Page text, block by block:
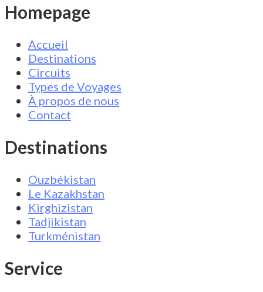
Homepage
Accueil
Destinations
Circuits
Types de Voyages
À propos de nous
Contact
Destinations
Ouzbékistan
Le Kazakhstan
Kirghizistan
Tadjikistan
Turkménistan
Service